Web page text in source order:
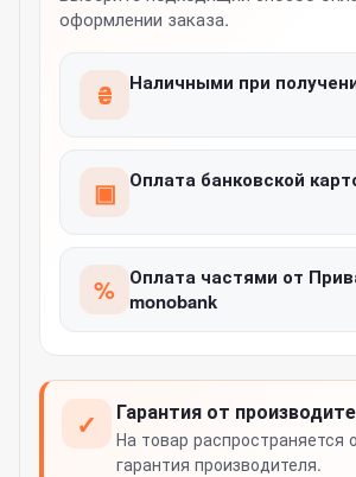
оформлении заказа.
₴ Наличными при
▣ Оплата банковской
% Оплата частями от
monobank
✓ Гарантия от
На товар распространяется
гарантия производителя.